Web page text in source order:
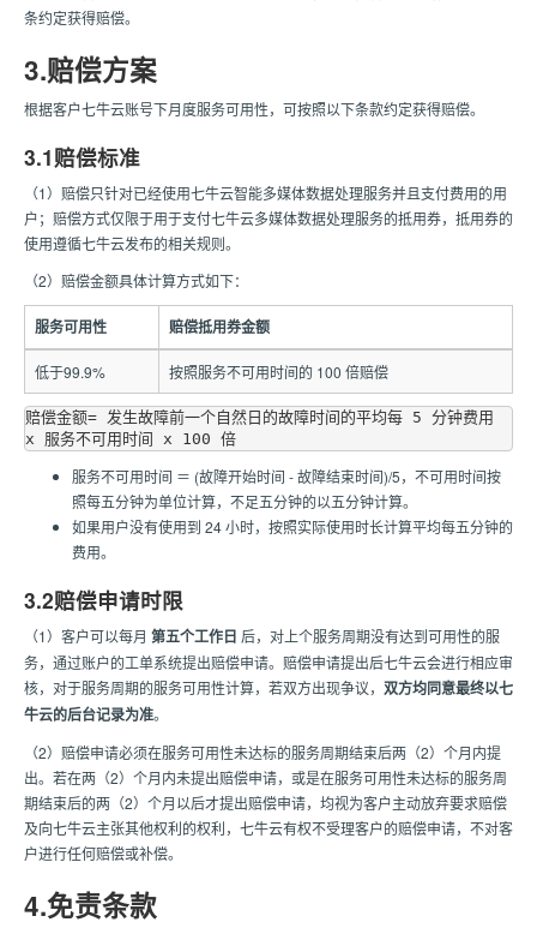
条约定获得赔偿。
3.赔偿方案
根据客户七牛云账号下月度服务可用性，可按照以下条款约定获得赔偿。
3.1赔偿标准
（1）赔偿只针对已经使用七牛云智能多媒体数据处理服务并且支付费用的用
户；赔偿方式仅限于用于支付七牛云多媒体数据处理服务的抵用券，抵用券的
使用遵循七牛云发布的相关规则。
（2）赔偿金额具体计算方式如下：
服务可用性 赔偿抵用券金额
低于99.9% 按照服务不可用时间的 100 倍赔偿
赔偿金额= 发生故障前一个自然日的故障时间的平均每 5 分钟费用
服务不可用时间 ＝ (故障开始时间 - 故障结束时间)/5，不可用时间按
照每五分钟为单位计算，不足五分钟的以五分钟计算。
如果用户没有使用到 24 小时，按照实际使用时长计算平均每五分钟的
费用。
3.2赔偿申请时限
（1）客户可以每月 第五个工作日 后，对上个服务周期没有达到可用性的服
务，通过账户的工单系统提出赔偿申请。赔偿申请提出后七牛云会进行相应审
核，对于服务周期的服务可用性计算，若双方出现争议， 双方均同意最终以七
牛云的后台记录为准。
（2）赔偿申请必须在服务可用性未达标的服务周期结束后两（2）个月内提
出。若在两（2）个月内未提出赔偿申请，或是在服务可用性未达标的服务周
期结束后的两（2）个月以后才提出赔偿申请，均视为客户主动放弃要求赔偿
及向七牛云主张其他权利的权利，七牛云有权不受理客户的赔偿申请，不对客
户进行任何赔偿或补偿。
4.免责条款